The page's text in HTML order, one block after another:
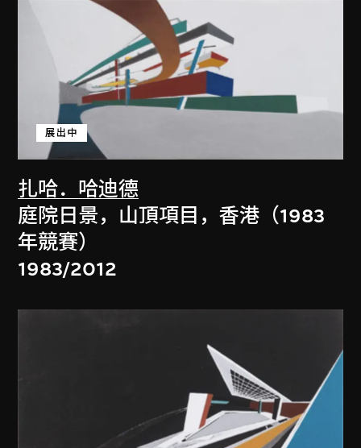
扎哈．哈迪德
展出中
庭院日景，山頂項目，香港（1983
年競賽）
1983/2012